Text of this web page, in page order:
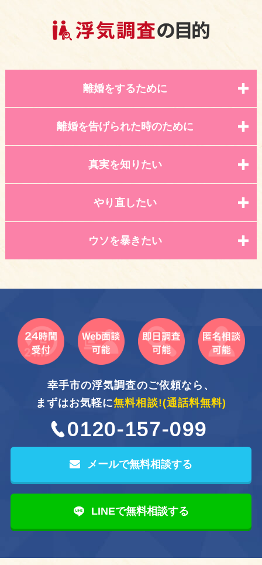
離婚をするために
離婚を告げられた時のために
真実を知りたい
やり直したい
ウソを暴きたい
幸手市の浮気調査のご依頼なら、
まずはお気軽に無料相談!(通話料無料)
0120-157-099
メールで無料相談する
LINEで無料相談する